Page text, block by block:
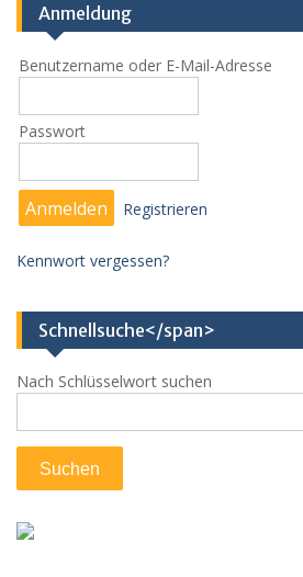
Anmeldung
Benutzername oder E-Mail-Adresse
Passwort
Registrieren
Kennwort vergessen?
Schnellsuche</span>
Nach Schlüsselwort suchen